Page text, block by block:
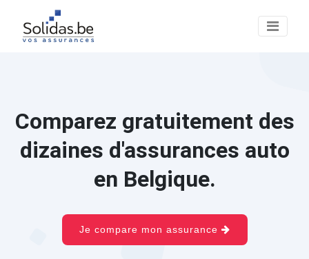
Comparez gratuitement des
dizaines d'assurances auto
en Belgique.
Je compare mon assurance